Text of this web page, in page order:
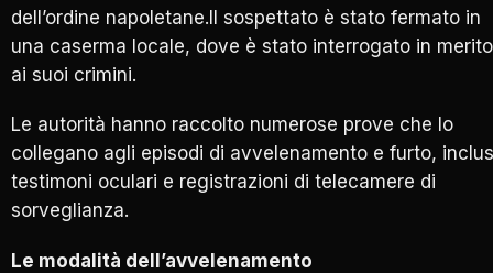
dell’ordine napoletane.Il sospettato è stato fermato in
una caserma locale, dove è stato interrogato in merito
ai suoi crimini.
Le autorità hanno raccolto numerose prove che lo
collegano agli episodi di avvelenamento e furto,
testimoni oculari e registrazioni di telecamere di
sorveglianza.
Le modalità dell’avvelenamento